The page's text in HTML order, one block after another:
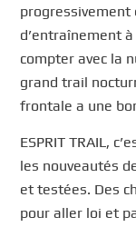
progressivement
d’entraînement
compter avec la
grand trail
frontale a une
ESPRIT TRAIL,
les nouveautés
et testées. Des
pour aller loi et